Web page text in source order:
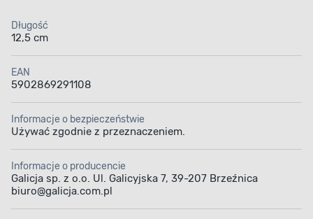
Długość
12,5 cm
EAN
5902869291108
Informacje o bezpieczeństwie
Używać zgodnie z przeznaczeniem.
Informacje o producencie
Galicja sp. z o.o. Ul. Galicyjska 7, 39-207 Brzeźnica
biuro@galicja.com.pl